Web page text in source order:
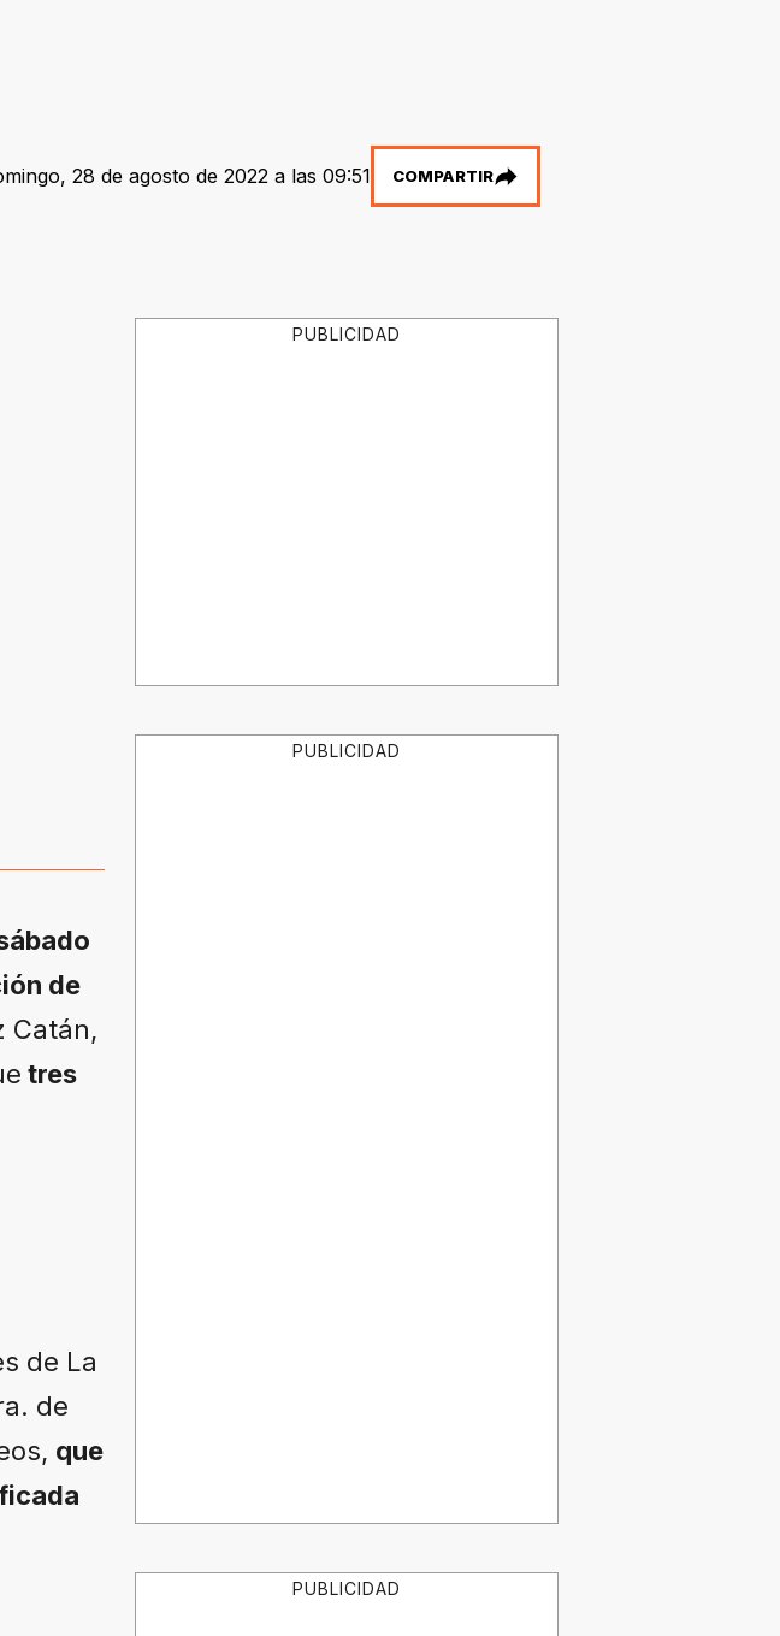
28 de agosto de 2022 a las 09:51 COMPARTIR
de
Catán,
tres
de La
de
que
PUBLICIDAD
PUBLICIDAD
PUBLICIDAD